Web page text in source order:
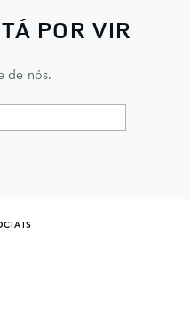
POR VIR
de nós.